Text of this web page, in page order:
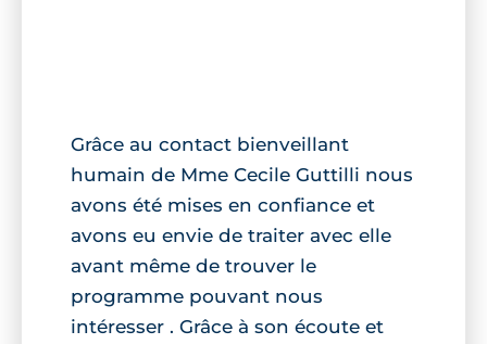
Grâce au contact bienveillant
humain de Mme Cecile Guttilli nous
avons été mises en confiance et
avons eu envie de traiter avec elle
avant même de trouver le
programme pouvant nous
intéresser . Grâce à son écoute et